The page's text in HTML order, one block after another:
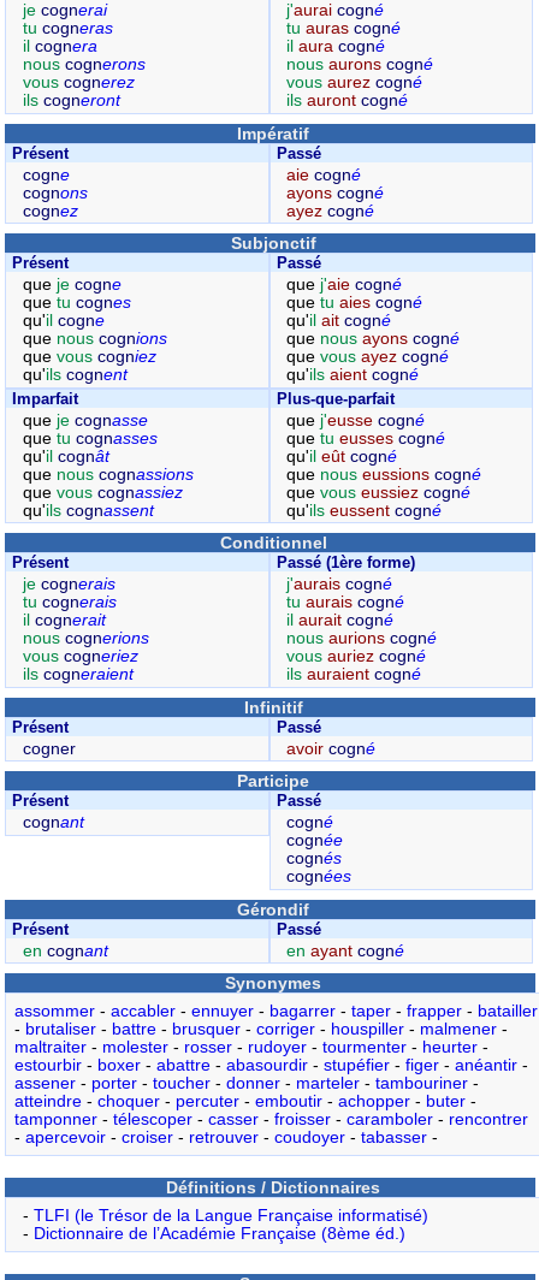
je cognerai
tu cogneras
il cognera
nous cognerons
vous cognerez
ils cogneront
j'aurai cogné
tuauras cogné
ilaura cogné
nousaurons cogné
vousaurez cogné
ilsauront cogné
Impératif
Présent
cogne
cognons
cognez
Passé
aie cogné
ayons cogné
ayez cogné
Subjonctif
Présent
que je cogne
que tu cognes
qu'il cogne
que nous cognions
que vous cogniez
qu'ils cognent
Passé
que j'aie cogné
quetuaies cogné
qu'ilait cogné
que nousayons cogné
quevousayez cogné
qu'ilsaient cogné
Imparfait
que je cognasse
que tu cognasses
qu'il cognât
que nous cognassions
que vous cognassiez
qu'ils cognassent
Plus-que-parfait
que j'eusse cogné
quetueusses cogné
qu'ileût cogné
que nouseussions cogné
quevouseussiez cogné
qu'ilseussent cogné
Conditionnel
Présent
je cognerais
tu cognerais
il cognerait
nous cognerions
vous cogneriez
ils cogneraient
Passé (1ère forme)
j'aurais cogné
tuaurais cogné
ilaurait cogné
nousaurions cogné
vousauriez cogné
ilsauraient cogné
Infinitif
Présent
cogner
Passé
avoir cogné
Participe
Présent
cognant
Passé
cogné
cognée
cognés
cognées
Gérondif
Présent
en cognant
Passé
enayant cogné
Synonymes
assommer- accabler- ennuyer- bagarrer- taper- frapper- batailler
- brutaliser- battre- brusquer- corriger- houspiller- malmener-
maltraiter- molester- rosser- rudoyer- tourmenter- heurter-
estourbir- boxer- abattre- abasourdir- stupéfier- figer- anéantir-
assener- porter- toucher- donner- marteler- tambouriner-
atteindre- choquer- percuter- emboutir- achopper- buter-
tamponner- télescoper- casser- froisser- caramboler- rencontrer
- apercevoir- croiser- retrouver- coudoyer- tabasser-
Définitions / Dictionnaires
- TLFI (le Trésor de la Langue Française informatisé)
- Dictionnaire de l’Académie Française (8ème éd.)